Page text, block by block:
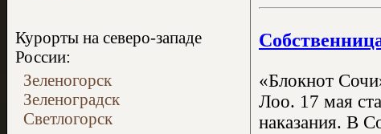
Курорты на северо-западе
России:
Зеленогорск
Зеленоградск
Светлогорск
«Блокнот
Лоо. 17 мая
наказания. В